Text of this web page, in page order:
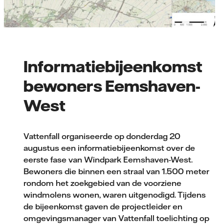
Informatiebijeenkomst
bewoners Eemshaven-
West
Vattenfall organiseerde op donderdag 20
augustus een informatiebijeenkomst over de
eerste fase van Windpark Eemshaven-West.
Bewoners die binnen een straal van 1.500 meter
rondom het zoekgebied van de voorziene
windmolens wonen, waren uitgenodigd. Tijdens
de bijeenkomst gaven de projectleider en
omgevingsmanager van Vattenfall toelichting op